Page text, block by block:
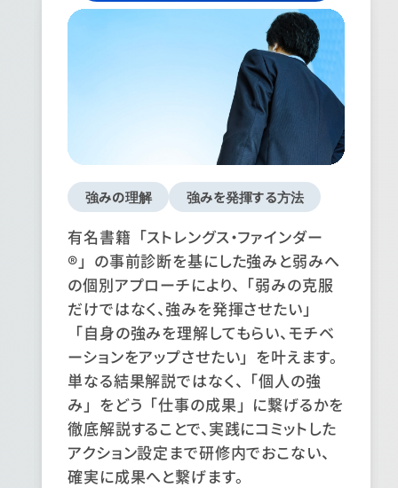
強みの理解 強みを発揮する方法
有名書籍「ストレングス・ファインダー
®」の事前診断を基にした強みと弱みへ
の個別アプローチにより、「弱みの克服
だけではなく、強みを発揮させたい」
「自身の強みを理解してもらい、モチベ
ーションをアップさせたい」を叶えます。
単なる結果解説ではなく、「個人の強
み」をどう「仕事の成果」に繋げるかを
徹底解説することで、実践にコミットした
アクション設定まで研修内でおこない、
確実に成果へと繋げます。